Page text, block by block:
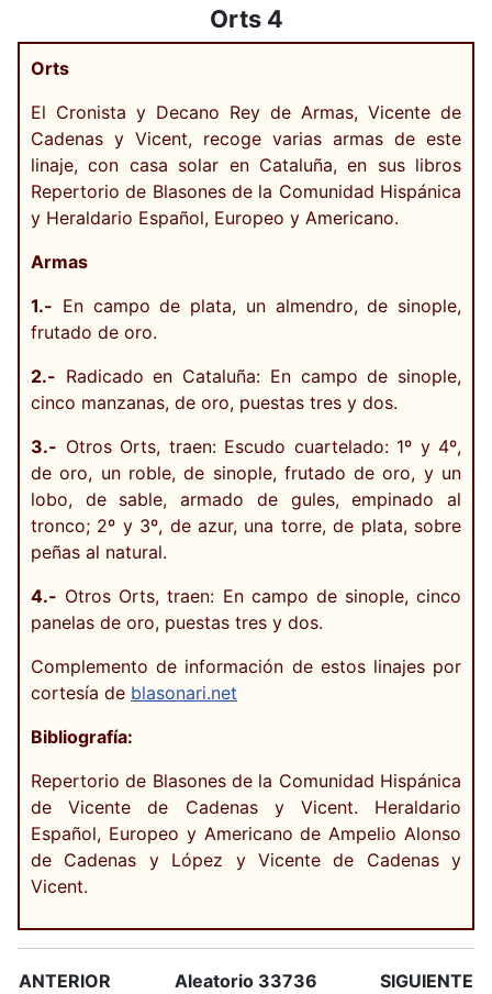
Orts 4
Orts
El Cronista y Decano Rey de Armas, Vicente de
Cadenas y Vicent, recoge varias armas de este
linaje, con casa solar en Cataluña, en sus libros
Repertorio de Blasones de la Comunidad Hispánica
y Heraldario Español, Europeo y Americano.
Armas
1.- En campo de plata, un almendro, de sinople,
frutado de oro.
2.- Radicado en Cataluña: En campo de sinople,
cinco manzanas, de oro, puestas tres y dos.
3.- Otros Orts, traen: Escudo cuartelado: 1º y 4º,
de oro, un roble, de sinople, frutado de oro, y un
lobo, de sable, armado de gules, empinado al
tronco; 2º y 3º, de azur, una torre, de plata, sobre
peñas al natural.
4.- Otros Orts, traen: En campo de sinople, cinco
panelas de oro, puestas tres y dos.
Complemento de información de estos linajes por
cortesía de blasonari.net
Bibliografía:
Repertorio de Blasones de la Comunidad Hispánica
de Vicente de Cadenas y Vicent. Heraldario
Español, Europeo y Americano de Ampelio Alonso
de Cadenas y López y Vicente de Cadenas y
Vicent.
ANTERIOR
Aleatorio 33736
SIGUIENTE